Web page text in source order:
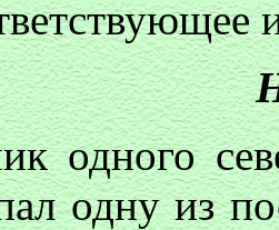
одного
одну из